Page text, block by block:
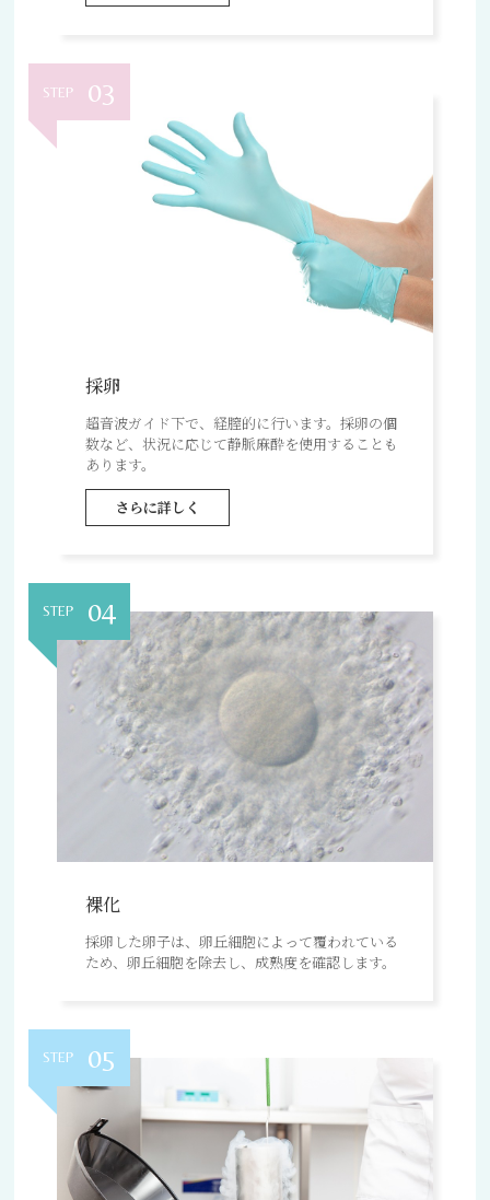
STEP 03
採卵
超音波ガイド下で、経膣的に行います。採卵の個
数など、状況に応じて静脈麻酔を使用することも
あります。
さらに詳しく
STEP 04
裸化
採卵した卵子は、卵丘細胞によって覆われている
ため、卵丘細胞を除去し、成熟度を確認します。
STEP 05